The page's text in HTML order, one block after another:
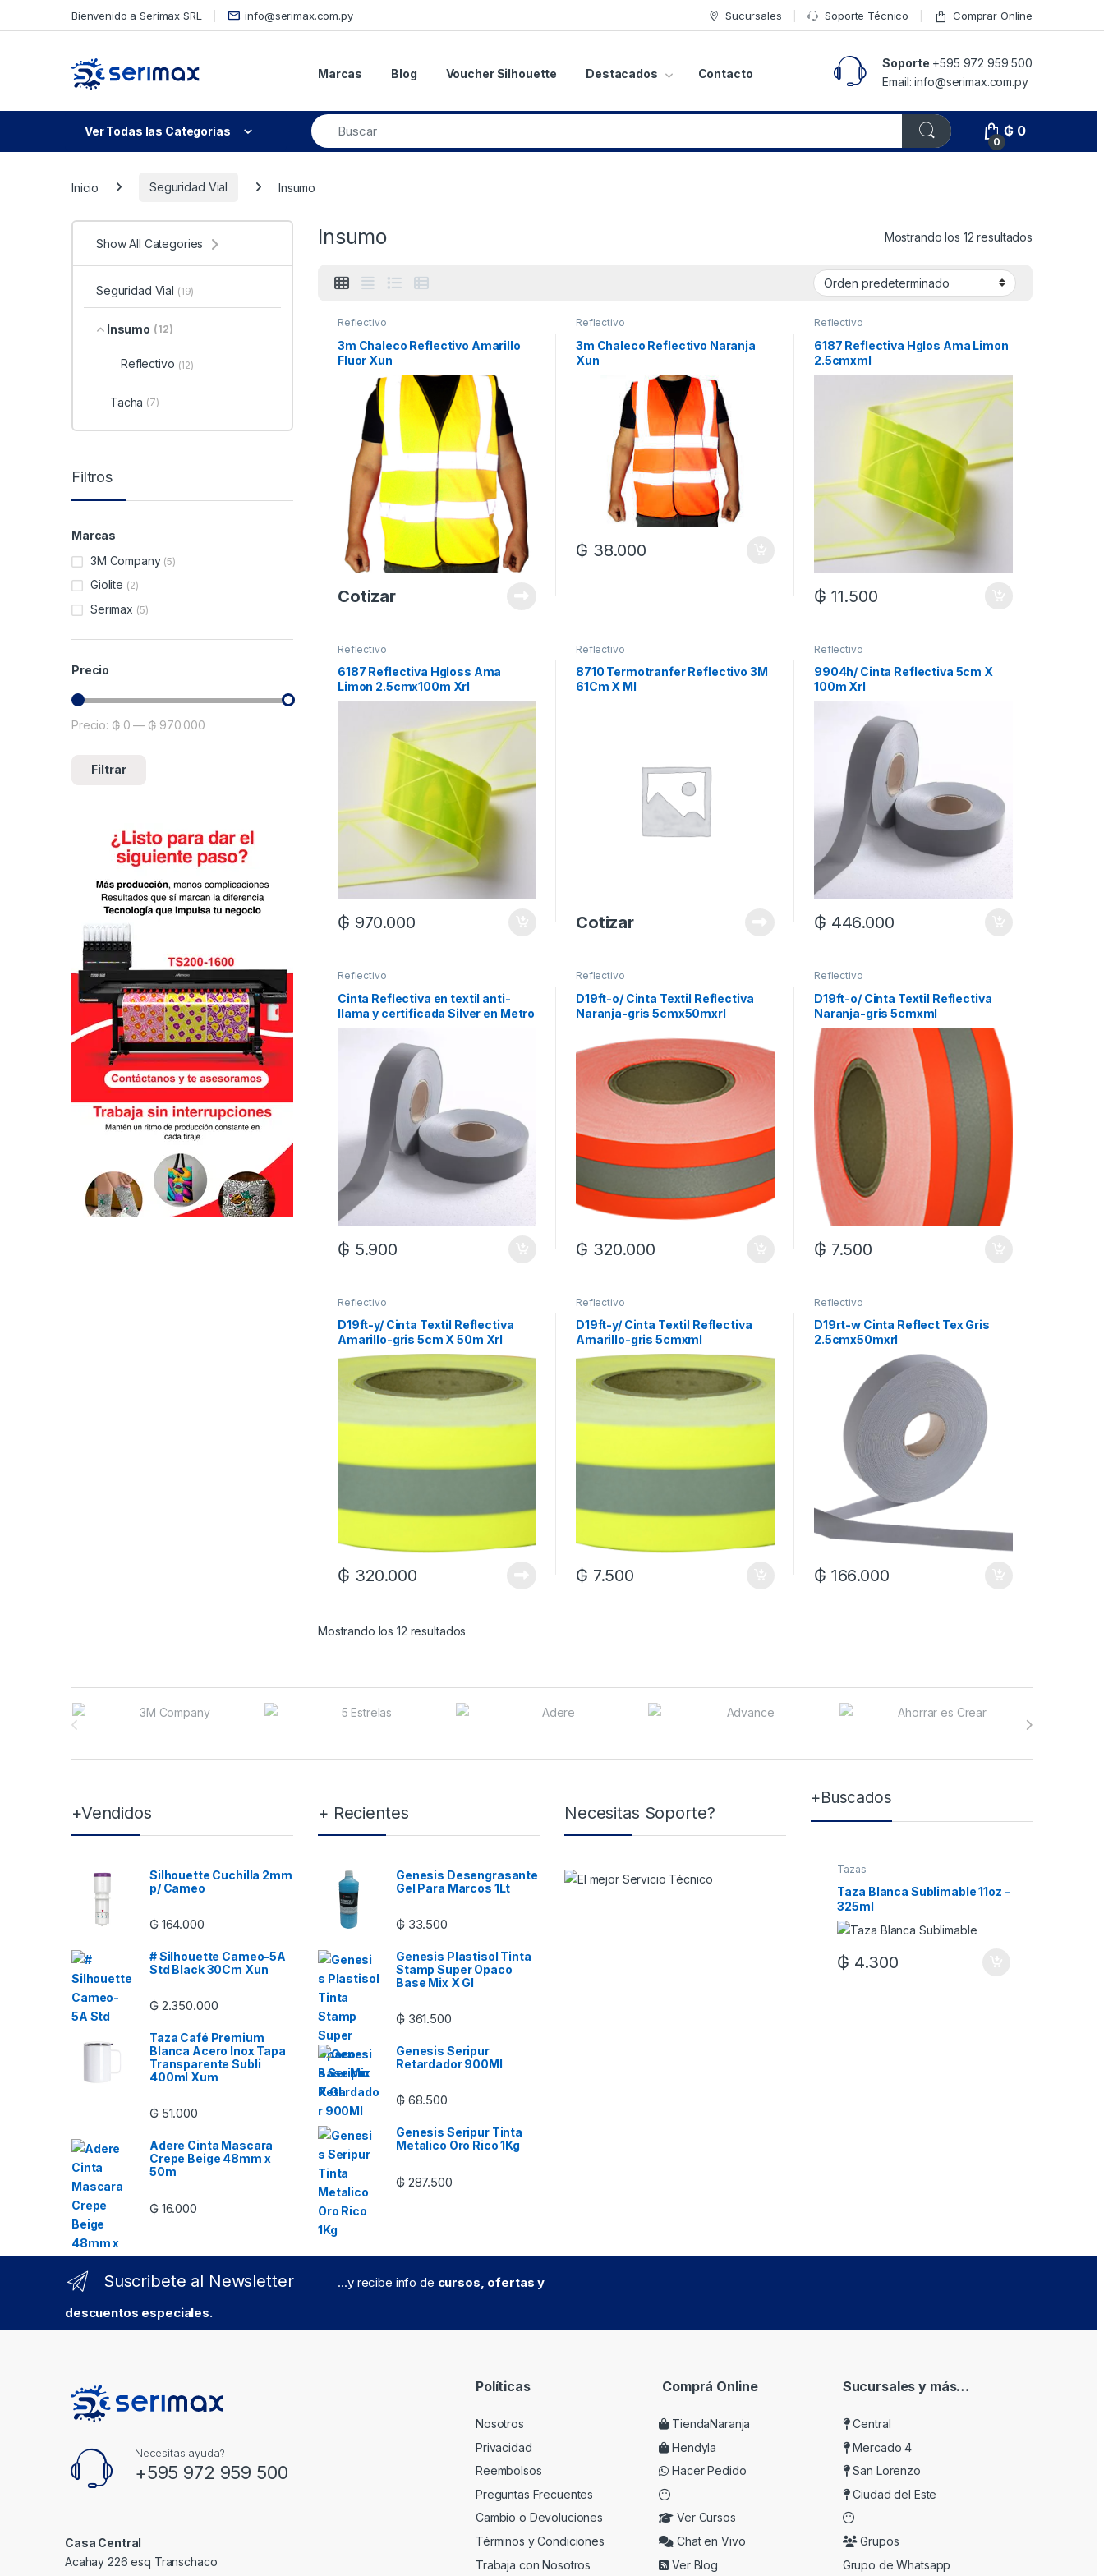
Bienvenido a Serimax SRL info@serimax.com.py Sucursales Soporte Técnico Comprar Online
Marcas Blog Voucher Silhouette Destacados Contacto
Soporte +595 972 959 500
Email: info@serimax.com.py
Ver Todas las Categorías
0
₲ 0
Inicio Seguridad Vial Insumo
Insumo Mostrando los 12 resultados
Reflectivo
3m Chaleco Reflectivo Amarillo
Fluor Xun
Cotizar
Reflectivo
3m Chaleco Reflectivo Naranja
Xun
₲ 38.000
Reflectivo
6187 Reflectiva Hglos Ama Limon
2.5cmxml
₲ 11.500
Reflectivo
6187 Reflectiva Hgloss Ama
Limon 2.5cmx100m Xrl
₲ 970.000
Reflectivo
8710 Termotranfer Reflectivo 3M
61Cm X Ml
Cotizar
Reflectivo
9904h/ Cinta Reflectiva 5cm X
100m Xrl
₲ 446.000
Reflectivo
Cinta Reflectiva en textil anti-
llama y certificada Silver en Metro
Lineal
₲ 5.900
Reflectivo
D19ft-o/ Cinta Textil Reflectiva
Naranja-gris 5cmx50mxrl
₲ 320.000
Reflectivo
D19ft-o/ Cinta Textil Reflectiva
Naranja-gris 5cmxml
₲ 7.500
Reflectivo
D19ft-y/ Cinta Textil Reflectiva
Amarillo-gris 5cm X 50m Xrl
₲ 320.000
Reflectivo
D19ft-y/ Cinta Textil Reflectiva
Amarillo-gris 5cmxml
₲ 7.500
Reflectivo
D19rt-w Cinta Reflect Tex Gris
2.5cmx50mxrl
₲ 166.000
Mostrando los 12 resultados
Show All Categories
Seguridad Vial (19)
Insumo (12)
Reflectivo (12)
Tacha (7)
Filtros
Marcas
3M Company (5)
Giolite (2)
Serimax (5)
Precio
Precio mínimo
Precio máximo
Filtrar
Precio: ₲ 0 — ₲ 970.000
Brands Carousel
+Vendidos
Silhouette Cuchilla 2mm
p/ Cameo
₲ 164.000
# Silhouette Cameo-5A
Std Black 30Cm Xun
₲ 2.350.000
Taza Café Premium
Blanca Acero Inox Tapa
Transparente Subli
400ml Xum
₲ 51.000
Adere Cinta Mascara
Crepe Beige 48mm x
50m
₲ 16.000
+ Recientes
Genesis Desengrasante
Gel Para Marcos 1Lt
₲ 33.500
Genesis Plastisol Tinta
Stamp Super Opaco
Base Mix X Gl
₲ 361.500
Genesis Seripur
Retardador 900Ml
₲ 68.500
Genesis Seripur Tinta
Metalico Oro Rico 1Kg
₲ 287.500
Necesitas Soporte?
+Buscados
Tazas
Taza Blanca Sublimable 11oz –
325ml
₲ 4.300
Suscribete al Newsletter ...y recibe info de cursos, ofertas y
descuentos especiales.
Necesitas ayuda?
+595 972 959 500
Casa Central
Acahay 226 esq Transchaco
Políticas
Nosotros
Privacidad
Reembolsos
Preguntas Frecuentes
Cambio o Devoluciones
Términos y Condiciones
Trabaja con Nosotros
Comprá Online
TiendaNaranja
Hendyla
Hacer Pedido
Ver Cursos
Chat en Vivo
Ver Blog
Sucursales y más…
Central
Mercado 4
San Lorenzo
Ciudad del Este
Grupos
Grupo de Whatsapp